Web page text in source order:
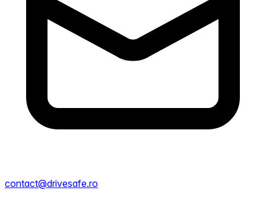
contact@drivesafe.ro